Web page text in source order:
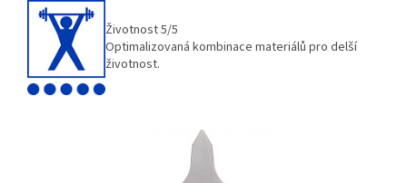
Životnost 5/5
Optimalizovaná kombinace materiálů pro delší
životnost.